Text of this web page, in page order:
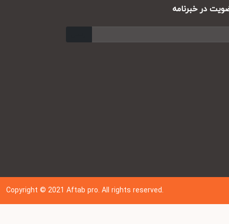
در خبرنامه
Copyright © 202 1Aftab pro. All rights reserved.